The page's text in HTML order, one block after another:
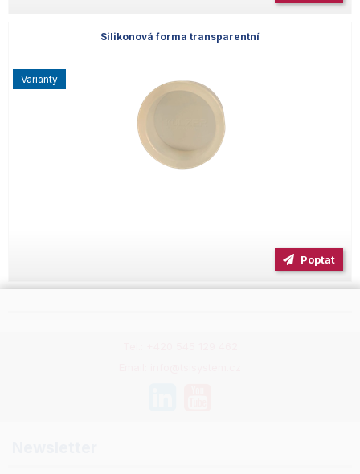
Silikonová forma transparentní
varianty
Poptat